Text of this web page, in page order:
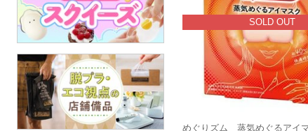
SOLD OUT
めぐりズム 蒸気めぐるアイ